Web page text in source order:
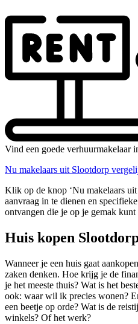
Vind een goede verhuurmakelaar
Nu makelaars uit Slootdorp
Klik op de knop ‘Nu makelaars
aanvraag in te dienen en
ontvangen die je op je gemak
Huis kopen
Wanneer je een huis gaat
zaken denken. Hoe krijg je de
je het meeste thuis? Wat is het
ook: waar wil ik precies wonen?
een beetje op orde? Wat is de
winkels? Of het werk?